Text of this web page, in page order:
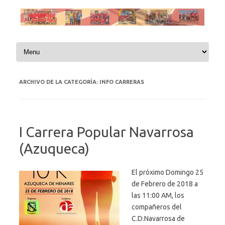
Saltar al contenido
ARCHIVO DE LA CATEGORÍA: INFO CARRERAS
I Carrera Popular Navarrosa
(Azuqueca)
El próximo Domingo 25
de Febrero de 2018 a
las 11:00 AM, los
compañeros del
C.D.Navarrosa de